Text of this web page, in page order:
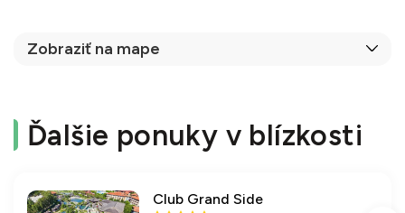
Zobraziť na mape
Ďalšie ponuky v blízkosti
Club Grand Side